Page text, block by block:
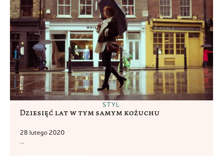
STYL
Dziesięć lat w tym samym kożuchu
28 lutego 2020
...